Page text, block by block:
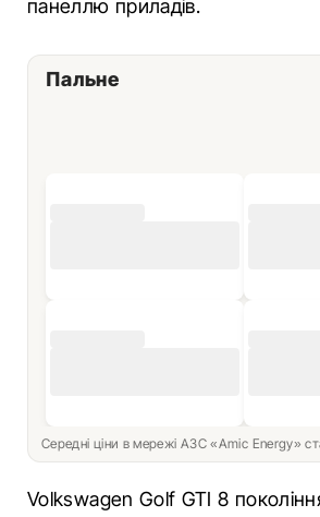
панеллю приладів.
Пальне
Середні ціни в мережі АЗС «Amic Energy»
Volkswagen Golf GTI 8